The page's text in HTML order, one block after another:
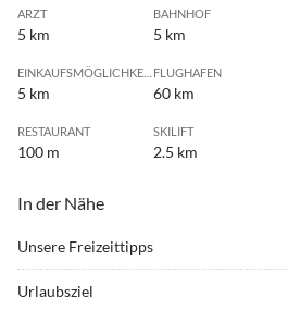
ARZT
5 km
BAHNHOF
5 km
5 km
FLUGHAFEN
60 km
RESTAURANT
100 m
SKILIFT
2.5 km
In der Nähe
Unsere Freizeittipps
Urlaubsziel